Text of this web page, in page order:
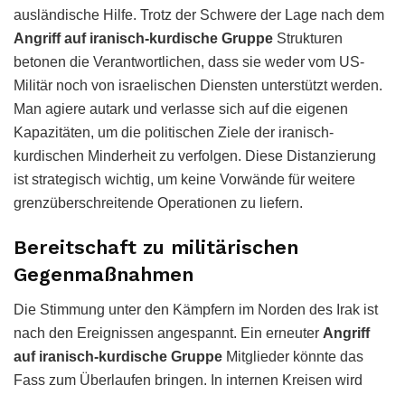
ausländische Hilfe. Trotz der Schwere der Lage nach dem
Angriff auf iranisch-kurdische Gruppe Strukturen
betonen die Verantwortlichen, dass sie weder vom US-
Militär noch von israelischen Diensten unterstützt werden.
Man agiere autark und verlasse sich auf die eigenen
Kapazitäten, um die politischen Ziele der iranisch-
kurdischen Minderheit zu verfolgen. Diese Distanzierung
ist strategisch wichtig, um keine Vorwände für weitere
grenzüberschreitende Operationen zu liefern.
Bereitschaft zu militärischen
Gegenmaßnahmen
Die Stimmung unter den Kämpfern im Norden des Irak ist
nach den Ereignissen angespannt. Ein erneuter Angriff
auf iranisch-kurdische Gruppe Mitglieder könnte das
Fass zum Überlaufen bringen. In internen Kreisen wird